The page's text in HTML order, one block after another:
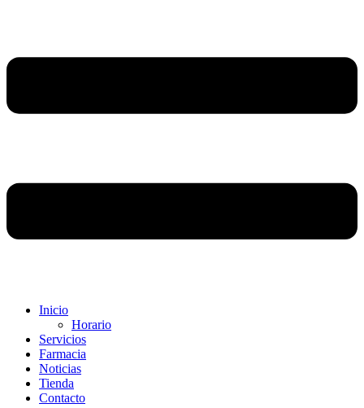
Inicio
Horario
Servicios
Farmacia
Noticias
Tienda
Contacto